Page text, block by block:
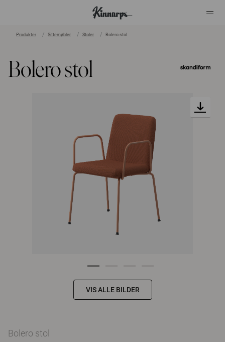
Produkter Sittemøbler Stoler Bolero stol
Bolero stol
VIS ALLE BILDER
Bolero stol